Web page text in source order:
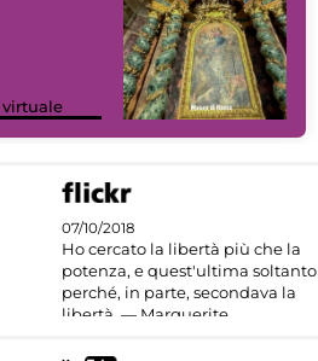
virtuale
07/10/2018
Ho cercato la libertà più che la
potenza, e quest'ultima soltanto
perché, in parte, secondava la
libertà. — Marguerite